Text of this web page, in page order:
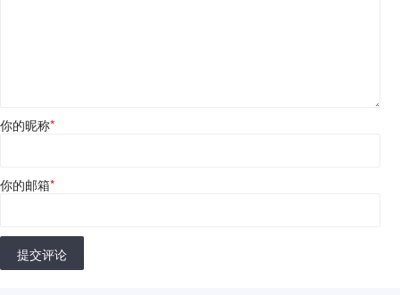
你的昵称*
你的邮箱*
提交评论